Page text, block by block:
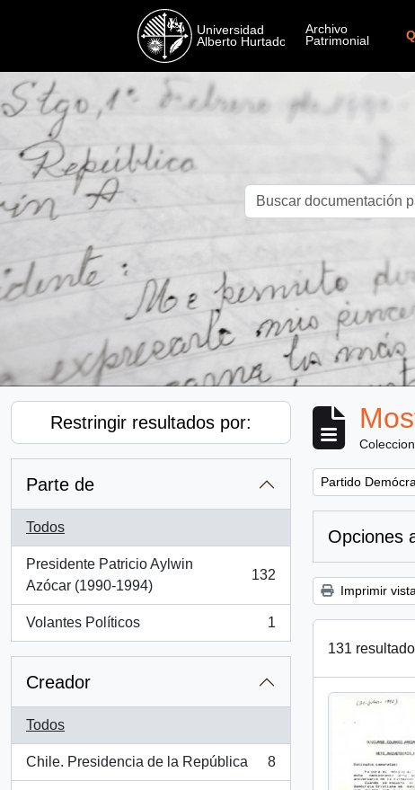
Restringir resultados por:
Parte de
Todos
Presidente Patricio Aylwin
Azócar (1990-1994)
, 132 resultados
132
Volantes Políticos
, 1 resultados
1
Creador
Todos
Chile. Presidencia de la República
, 8 resultados
8
Remove filter:
Partido
Opciones
Imprimir
131